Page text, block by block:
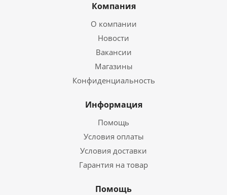
Компания
О компании
Новости
Вакансии
Магазины
Конфиденциальность
Информация
Помощь
Условия оплаты
Условия доставки
Гарантия на товар
Помощь